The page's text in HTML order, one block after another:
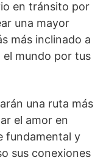
en tránsito por
una mayor
más inclinado a
mundo por tus
una ruta más
el amor en
fundamental y
sus conexiones